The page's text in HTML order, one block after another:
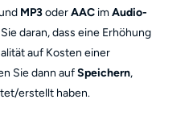
MP3oderAAC imAudio-
daran, dass eine Erhöhung
auf Kosten einer
Sie dann aufSpeichern,
erstellt haben.